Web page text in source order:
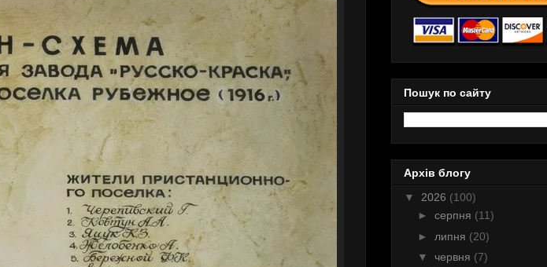
Пошук по сайту
Архів блогу
▼ 2026 (100)
► серпня (11)
► липня (20)
▼ червня (7)